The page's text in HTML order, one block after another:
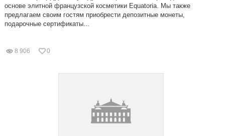
основе элитной французской косметики Equatoria. Мы также
предлагаем своим гостям приобрести депозитные монеты,
подарочные сертификаты...
8 906 0